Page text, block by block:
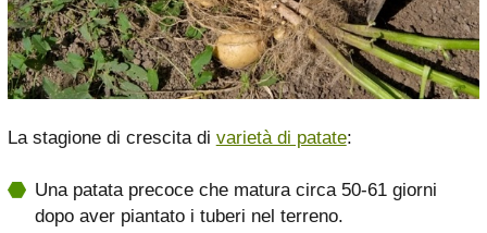
La stagione di crescita di varietà di patate:
Una patata precoce che matura circa 50-61 giorni
dopo aver piantato i tuberi nel terreno.